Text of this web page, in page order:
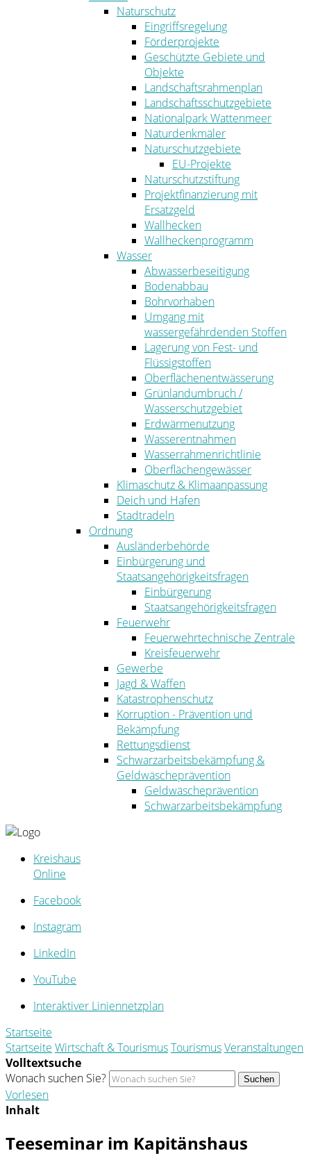
Naturschutz
Eingriffsregelung
Förderprojekte
Geschützte Gebiete und
Objekte
Landschaftsrahmenplan
Landschaftsschutzgebiete
Nationalpark Wattenmeer
Naturdenkmäler
Naturschutzgebiete
EU-Projekte
Naturschutzstiftung
Projektfinanzierung mit
Ersatzgeld
Wallhecken
Wallheckenprogramm
Wasser
Abwasserbeseitigung
Bodenabbau
Bohrvorhaben
Umgang mit
wassergefährdenden Stoffen
Lagerung von Fest- und
Flüssigstoffen
Oberflächenentwässerung
Grünlandumbruch /
Wasserschutzgebiet
Erdwärmenutzung
Wasserentnahmen
Wasserrahmenrichtlinie
Oberflächengewässer
Klimaschutz & Klimaanpassung
Deich und Hafen
Stadtradeln
Ordnung
Ausländerbehörde
Einbürgerung und
Staatsangehörigkeitsfragen
Einbürgerung
Staatsangehörigkeitsfragen
Feuerwehr
Feuerwehrtechnische Zentrale
Kreisfeuerwehr
Gewerbe
Jagd & Waffen
Katastrophenschutz
Korruption - Prävention und
Bekämpfung
Rettungsdienst
Schwarzarbeitsbekämpfung &
Geldwäscheprävention
Geldwäscheprävention
Schwarzarbeitsbekämpfung
Kreishaus
Online
Facebook
Instagram
LinkedIn
YouTube
Interaktiver Liniennetzplan
Startseite
Startseite Wirtschaft & TourismusTourismusVeranstaltungen
Volltextsuche
Wonach suchen Sie?
Suchen
Vorlesen
Inhalt
Teeseminar im Kapitänshaus